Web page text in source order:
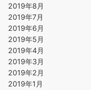
2019年8月
2019年7月
2019年6月
2019年5月
2019年4月
2019年3月
2019年2月
2019年1月